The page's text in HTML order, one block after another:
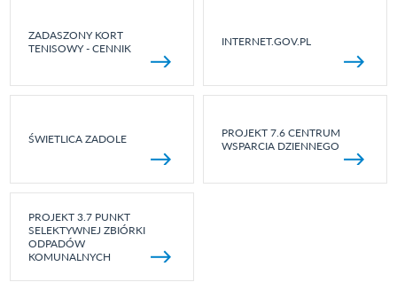
ZADASZONY KORT
TENISOWY - CENNIK
INTERNET.GOV.PL
ŚWIETLICA ZADOLE
PROJEKT 7.6 CENTRUM
WSPARCIA DZIENNEGO
PROJEKT 3.7 PUNKT
SELEKTYWNEJ ZBIÓRKI
ODPADÓW
KOMUNALNYCH